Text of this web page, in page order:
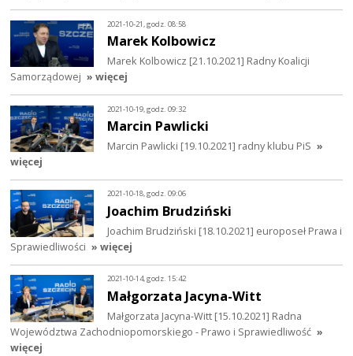
2021-10-21, godz. 08:58
Marek Kolbowicz
Marek Kolbowicz [21.10.2021] Radny Koalicji
Samorządowej » więcej
2021-10-19, godz. 09:32
Marcin Pawlicki
Marcin Pawlicki [19.10.2021] radny klubu PiS »
więcej
2021-10-18, godz. 09:06
Joachim Brudziński
Joachim Brudziński [18.10.2021] europoseł Prawa i
Sprawiedliwości » więcej
2021-10-14, godz. 15:42
Małgorzata Jacyna-Witt
Małgorzata Jacyna-Witt [15.10.2021] Radna
Województwa Zachodniopomorskiego - Prawo i Sprawiedliwość »
więcej